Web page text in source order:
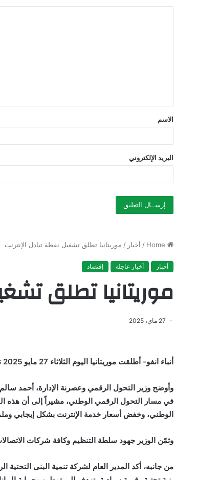
ق
*
الاسم
البريد الإلكتروني